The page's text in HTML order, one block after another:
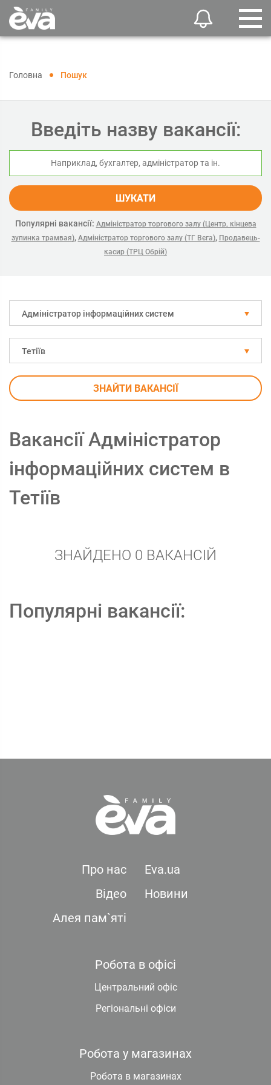
Головна Пошук
Введіть назву вакансії:
ШУКАТИ
Популярні вакансії: Адміністратор торгового залу (Центр, кінцева
зупинка трамвая), Адміністратор торгового залу (ТГ Вєга), Продавець-
касир (ТРЦ Обрій)
Адміністратор інформаційних систем
Тетіїв
ЗНАЙТИ ВАКАНСІЇ
Вакансії Адміністратор
інформаційних систем в
Тетіїв
ЗНАЙДЕНО 0 ВАКАНСІЙ
Популярні вакансії:
Про нас
Eva.ua
Відео
Новини
Алея пам`яті
Робота в офісі
Центральний офіс
Регіональні офіси
Робота у магазинах
Робота в магазинах